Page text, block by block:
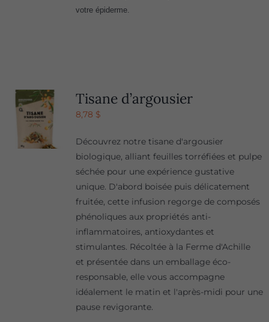
votre épiderme.
Tisane d’argousier
8,78 $
Découvrez notre tisane d'argousier
biologique, alliant feuilles torréfiées et pulpe
séchée pour une expérience gustative
unique. D'abord boisée puis délicatement
fruitée, cette infusion regorge de composés
phénoliques aux propriétés anti-
inflammatoires, antioxydantes et
stimulantes. Récoltée à la Ferme d'Achille
et présentée dans un emballage éco-
responsable, elle vous accompagne
idéalement le matin et l'après-midi pour une
pause revigorante.